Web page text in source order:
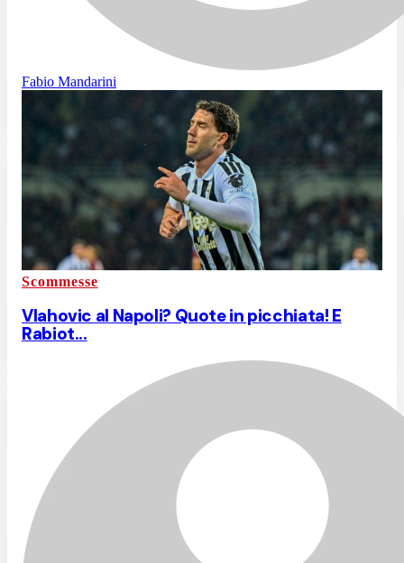
Fabio Mandarini
Scommesse
Vlahovic al Napoli? Quote in picchiata! E
Rabiot...